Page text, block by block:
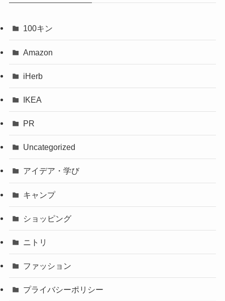
100キン
Amazon
iHerb
IKEA
PR
Uncategorized
アイデア・学び
キャンプ
ショッピング
ニトリ
ファッション
プライバシーポリシー